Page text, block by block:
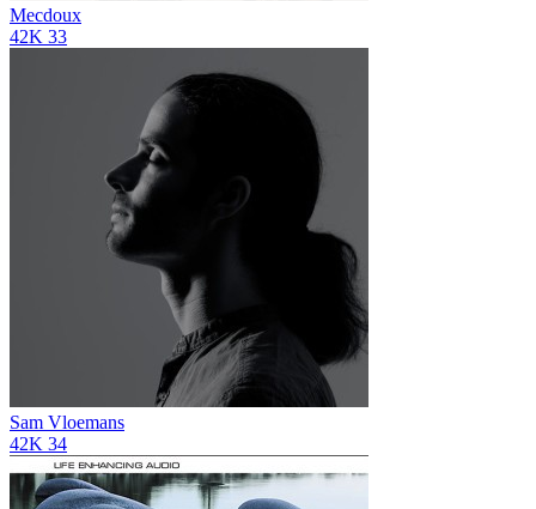
Mecdoux
42K 33
Sam Vloemans
42K 34